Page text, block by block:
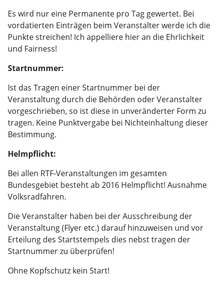
Es wird nur eine Permanente pro Tag gewertet. Bei
vordatierten Einträgen beim Veranstalter werde ich die
Punkte streichen! Ich appelliere hier an die Ehrlichkeit
und Fairness!
Startnummer:
Ist das Tragen einer Startnummer bei der
Veranstaltung durch die Behörden oder Veranstalter
vorgeschrieben, so ist diese in unveränderter Form zu
tragen. Keine Punktvergabe bei Nichteinhaltung dieser
Bestimmung.
Helmpflicht:
Bei allen RTF-Veranstaltungen im gesamten
Bundesgebiet besteht ab 2016 Helmpflicht! Ausnahme
Volksradfahren.
Die Veranstalter haben bei der Ausschreibung der
Veranstaltung (Flyer etc.) darauf hinzuweisen und vor
Erteilung des Startstempels dies nebst tragen der
Startnummer zu überprüfen!
Ohne Kopfschutz kein Start!